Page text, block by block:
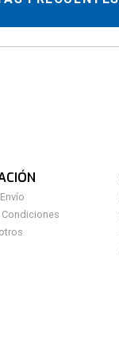
Condiciones